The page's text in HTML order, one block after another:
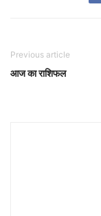
Previous article
आज का राशिफल